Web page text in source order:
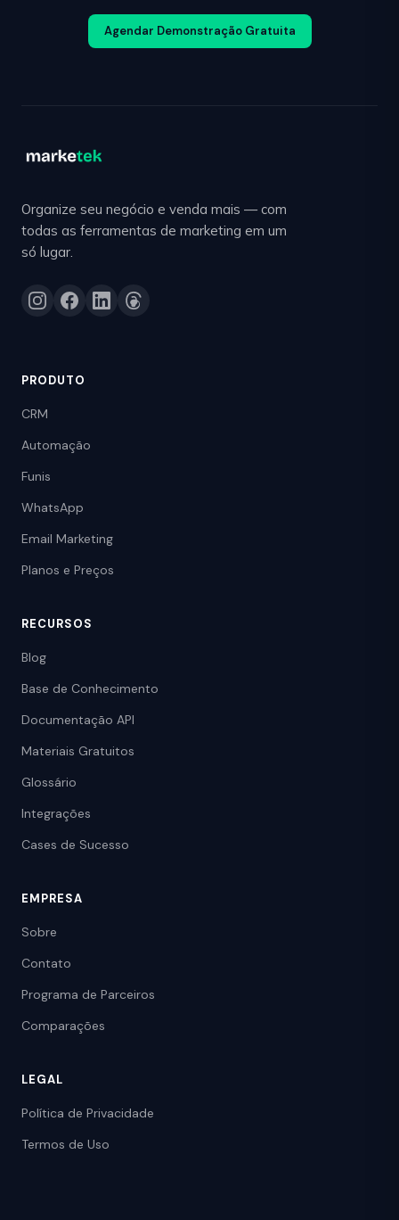
Agendar Demonstração Gratuita
Organize seu negócio e venda mais — com
todas as ferramentas de marketing em um
só lugar.
PRODUTO
CRM
Automação
Funis
WhatsApp
Email Marketing
Planos e Preços
RECURSOS
Blog
Base de Conhecimento
Documentação API
Materiais Gratuitos
Glossário
Integrações
Cases de Sucesso
EMPRESA
Sobre
Contato
Programa de Parceiros
Comparações
LEGAL
Política de Privacidade
Termos de Uso